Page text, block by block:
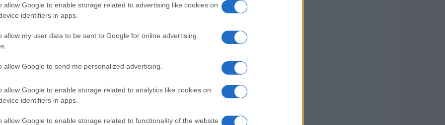
allow Google to enable storage related to advertising like cookies on
identifiers in apps.
allow my user data to be sent to Google for online advertising
allow Google to send me personalized advertising.
allow Google to enable storage related to analytics like cookies on
identifiers in apps.
allow Google to enable storage related to functionality of the website
no contengan sal añadida ni trozos
de asfixia.
y verduras, reúne los siguientes
ralladas, calabacín, un poco de aceite de
o copos de maíz triturados para rebozar.
un relleno húmedo y sabroso que a los